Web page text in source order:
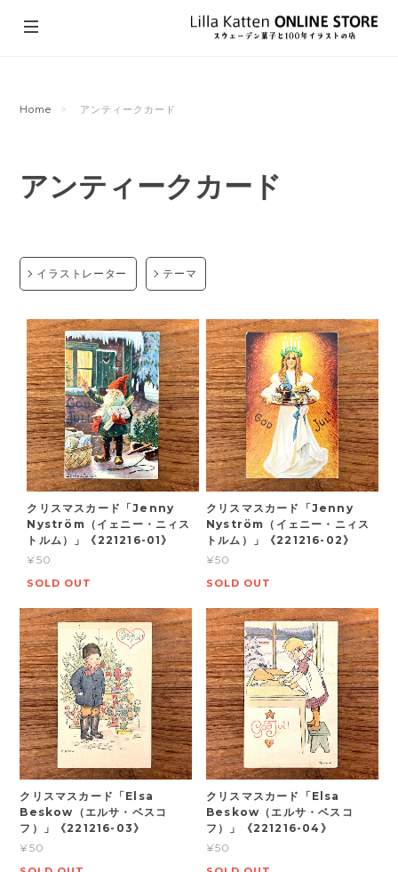
Home アンティークカード
アンティークカード
イラストレーター テーマ
クリスマスカード「Jenny
Nyström（イェニー・ニィス
トルム）」《221216-01》
¥50
SOLD OUT
クリスマスカード「Jenny
Nyström（イェニー・ニィス
トルム）」《221216-02》
¥50
SOLD OUT
クリスマスカード「Elsa
Beskow（エルサ・ベスコ
フ）」《221216-03》
¥50
クリスマスカード「Elsa
Beskow（エルサ・ベスコ
フ）」《221216-04》
¥50